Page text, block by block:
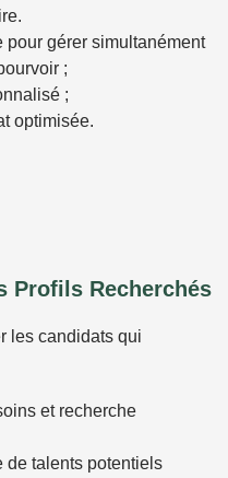
pour gérer simultanément
;
;
optimisée.
Profils Recherchés
les candidats qui
et recherche
de talents potentiels